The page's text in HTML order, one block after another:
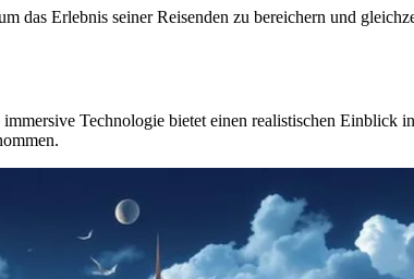
das Erlebnis seiner Reisenden zu bereichern und
Technologie bietet einen realistischen Einblick